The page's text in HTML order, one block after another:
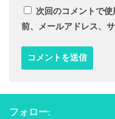
次回のコメントで
前、メールアドレス、
フォロー: